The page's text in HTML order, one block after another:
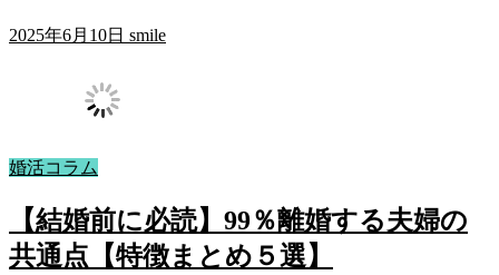
2025年6月10日 smile
婚活コラム
【結婚前に必読】99％離婚する夫婦の
共通点【特徴まとめ５選】